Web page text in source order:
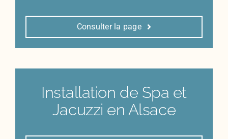
Consulter la page
Installation de Spa et
Jacuzzi en Alsace